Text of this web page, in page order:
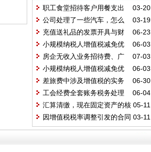
03-20
职工食堂招待客户用餐支出
的账务处理
03-19
公司处理了一些汽车，怎么
开票，怎么申报
06-23
充值送礼品的发票开具与财
税处理
06-03
小规模纳税人增值税减免优
惠申报表填写指南——1%及3%非差
额非小微企业申报表填写案例
07-03
房企无收入业务招待费、广
宣费如何扣除
06-03
小规模纳税人增值税减免优
惠申报表填写指南——1%及3%非差
额小微企业申报表填写案例
06-30
差旅费中涉及增值税的实务
处理
06-04
工会经费全套账务税务处理
05-11
汇算清缴，现在固定资产的核
算标准到底是2000、5000还是500
万
03-11
因增值税税率调整引发的合同
纠纷